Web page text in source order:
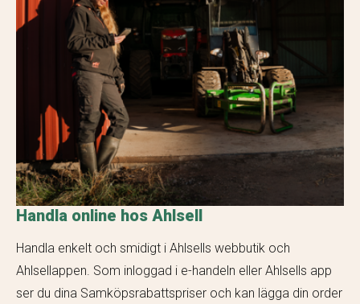
Handla online hos Ahlsell
Handla enkelt och smidigt i Ahlsells webbutik och
Ahlsellappen. Som inloggad i e-handeln eller Ahlsells app
ser du dina Samköpsrabattspriser och kan lägga din order